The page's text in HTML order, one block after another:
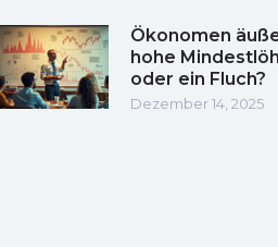
Ökonomen
hohe
oder ein Fluch?
Dezember 14, 2025